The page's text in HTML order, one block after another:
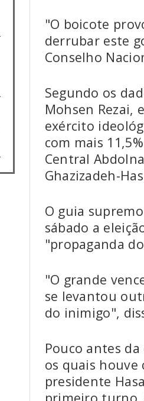
"O boicote
derrubar este
Conselho
Segundo os
Mohsen Rezai,
exército
com mais
Central
Ghazizadeh-
O guia
sábado a
"propaganda
"O grande
se levantou
do inimigo",
Pouco antes
os quais houve
presidente